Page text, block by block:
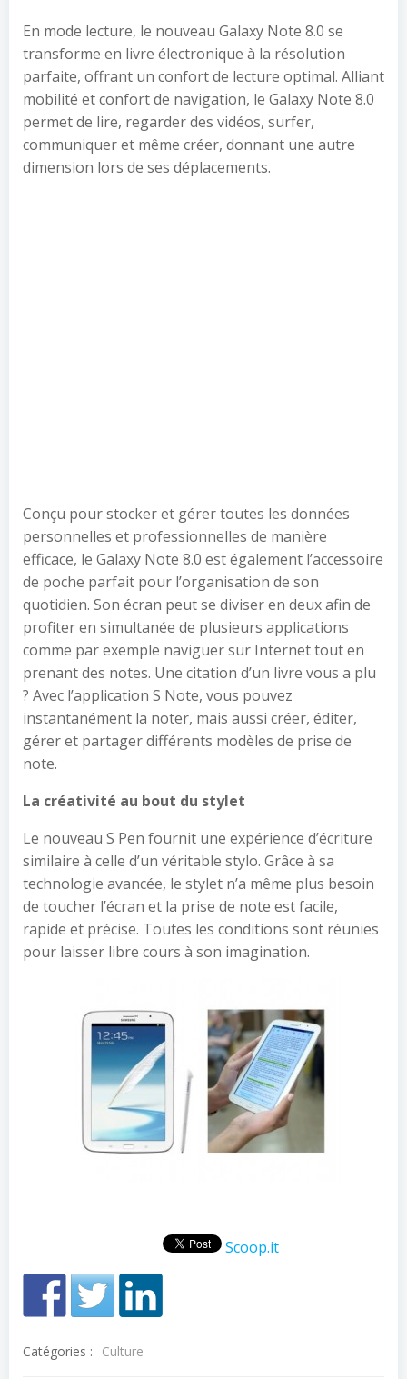
En mode lecture, le nouveau Galaxy Note 8.0 se
transforme en livre électronique à la résolution
parfaite, offrant un confort de lecture optimal. Alliant
mobilité et confort de navigation, le Galaxy Note 8.0
permet de lire, regarder des vidéos, surfer,
communiquer et même créer, donnant une autre
dimension lors de ses déplacements.
Conçu pour stocker et gérer toutes les données
personnelles et professionnelles de manière
efficace, le Galaxy Note 8.0 est également l’accessoire
de poche parfait pour l’organisation de son
quotidien. Son écran peut se diviser en deux afin de
profiter en simultanée de plusieurs applications
comme par exemple naviguer sur Internet tout en
prenant des notes. Une citation d’un livre vous a plu
? Avec l’application S Note, vous pouvez
instantanément la noter, mais aussi créer, éditer,
gérer et partager différents modèles de prise de
note.
La créativité au bout du stylet
Le nouveau S Pen fournit une expérience d’écriture
similaire à celle d’un véritable stylo. Grâce à sa
technologie avancée, le stylet n’a même plus besoin
de toucher l’écran et la prise de note est facile,
rapide et précise. Toutes les conditions sont réunies
pour laisser libre cours à son imagination.
Scoop.it
Catégories : Culture